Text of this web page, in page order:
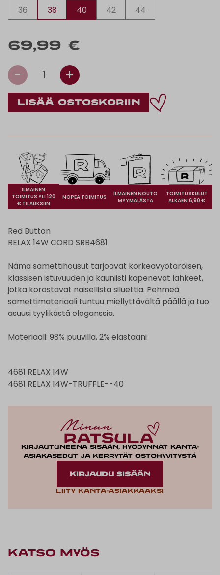
36
38 40 42 44
69,99 €
- 1 +
ILMAINEN
TOIMITUS YLI 120
€ TILAUKSIIN
NOPEA TOIMITUS
ILMAINEN NOUTO
MYYMÄLÄSTÄ
TOIMITUSKULUT
ALKAEN 6,90 €
Red Button
RELAX 14W CORD SRB4681
Nämä samettihousut tarjoavat korkeavyötäröisen,
klassisen istuvuuden ja kauniisti kapenevat lahkeet,
jotka korostavat naisellista siluettia. Pehmeä
samettimateriaali tuntuu miellyttävältä päällä ja tuo
asuusi tyylikästä eleganssia.
Materiaali: 98% puuvilla, 2% elastaani
4681 RELAX 14W
4681 RELAX 14W-TRUFFLE--40
Kirjautuneena sisään, hyödynnät kanta-
asiakasedut ja kerrytät ostohyvitystä
KIRJAUDU SISÄÄN
Liity kanta-asiakkaaksi
KATSO MYÖS